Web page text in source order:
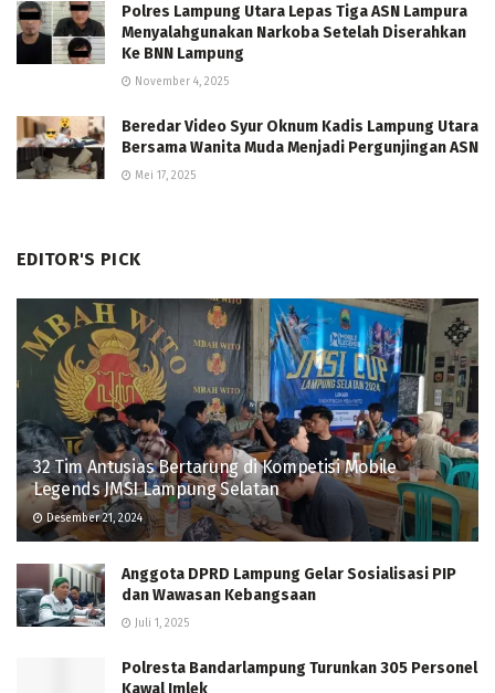
Polres Lampung Utara Lepas Tiga ASN Lampura
Menyalahgunakan Narkoba Setelah Diserahkan
Ke BNN Lampung
November 4, 2025
Beredar Video Syur Oknum Kadis Lampung Utara
Bersama Wanita Muda Menjadi Pergunjingan ASN
Mei 17, 2025
EDITOR'S PICK
32 Tim Antusias Bertarung di Kompetisi Mobile
Legends JMSI Lampung Selatan
Desember 21, 2024
Anggota DPRD Lampung Gelar Sosialisasi PIP
dan Wawasan Kebangsaan
Juli 1, 2025
Polresta Bandarlampung Turunkan 305 Personel
Kawal Imlek